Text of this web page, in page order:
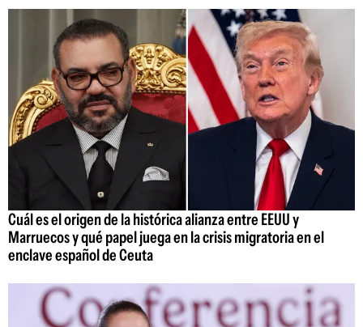
Cuál es el origen de la histórica alianza entre EEUU y
Marruecos y qué papel juega en la crisis migratoria en el
enclave español de Ceuta